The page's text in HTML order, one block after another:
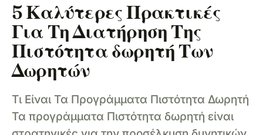
5 Καλύτερες Πρακτικές
Για Τη Διατήρηση Της
Πιστότητα δωρητή Των
Δωρητών
Τι Είναι Τα Προγράμματα Πιστότητα Δωρητή
Τα προγράμματα Πιστότητα δωρητή είναι